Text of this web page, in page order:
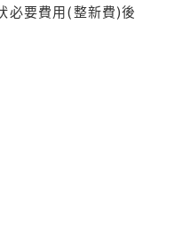
必要費用(整新費)後